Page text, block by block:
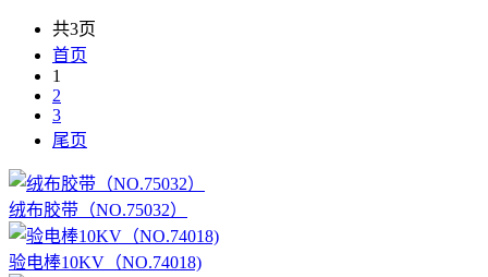
共3页
首页
1
2
3
尾页
绒布胶带（NO.75032）
验电棒10KV（NO.74018)